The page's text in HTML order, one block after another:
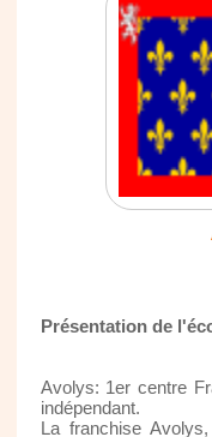
Présentation de
Avolys: 1er centre
indépendant.
La franchise